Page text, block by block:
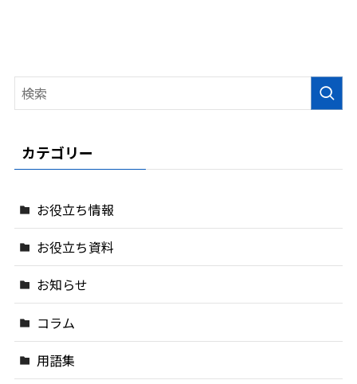
カテゴリー
お役立ち情報
お役立ち資料
お知らせ
コラム
用語集